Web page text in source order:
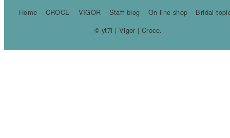
Home CROCE VIGOR Staff blog On line shop
Bridal
© yt7i | Vigor | Croce.